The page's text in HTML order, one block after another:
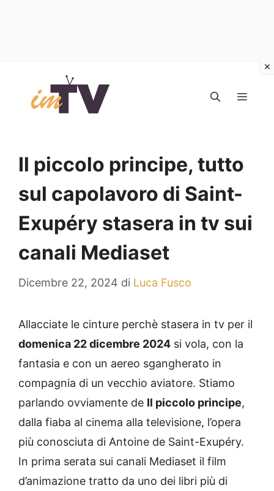
contenuto
Il piccolo principe, tutto
sul capolavoro di Saint-
Exupéry stasera in tv sui
canali Mediaset
Dicembre 22, 2024 di Luca Fusco
Allacciate le cinture perchè stasera in tv per il
domenica 22 dicembre 2024 si vola, con la
fantasia e con un aereo sgangherato in
compagnia di un vecchio aviatore. Stiamo
parlando ovviamente de Il piccolo principe,
dalla fiaba al cinema alla televisione, l’opera
più conosciuta di Antoine de Saint-Exupéry.
In prima serata sui canali Mediaset il film
d’animazione tratto da uno dei libri più di